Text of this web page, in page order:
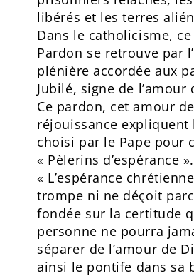
libérés et les terres
Dans le catholicisme, ce
Pardon se retrouve par
plénière accordée aux
Jubilé, signe de l’amour
Ce pardon, cet amour
réjouissance expliquent
choisi par le Pape pour
« Pèlerins d’espérance ».
« L’espérance
trompe ni ne déçoit
fondée sur la certitude
personne ne pourra
séparer de l’amour de
ainsi le pontife dans sa